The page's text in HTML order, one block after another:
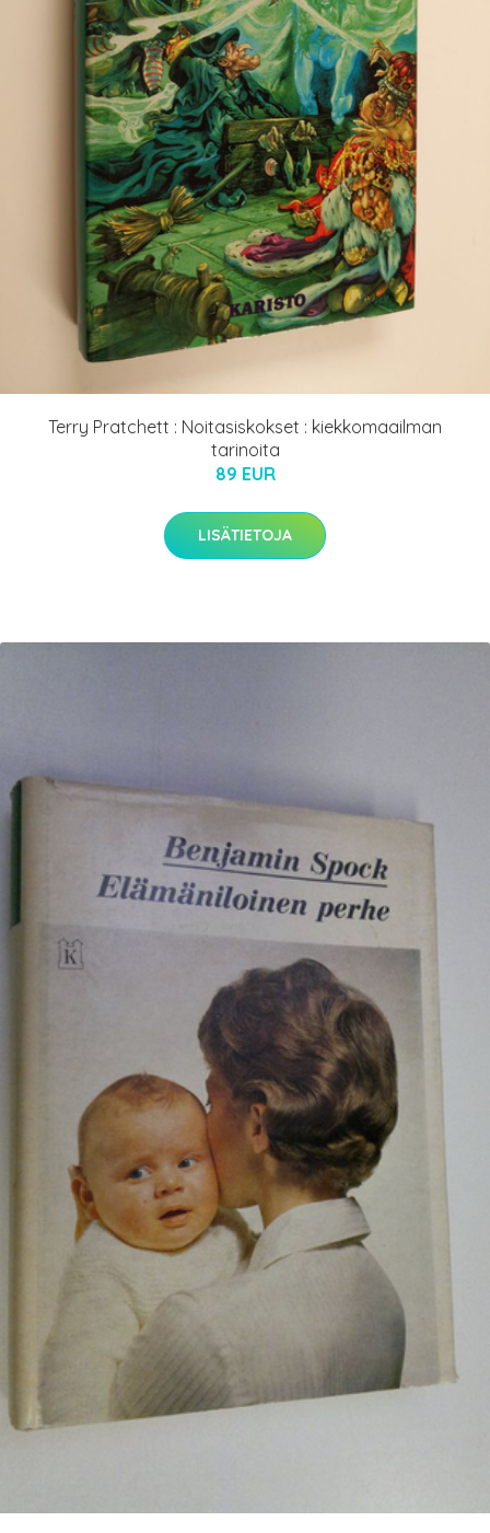
Terry Pratchett : Noitasiskokset : kiekkomaailman
tarinoita
89 EUR
LISÄTIETOJA